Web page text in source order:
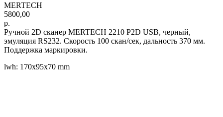
MERTECH
5800,00
р.
Ручной 2D сканер MERTECH 2210 P2D USB, черный,
эмуляция RS232. Скорость 100 скан/сек, дальность 370 мм.
Поддержка маркировки.
lwh: 170x95x70 mm